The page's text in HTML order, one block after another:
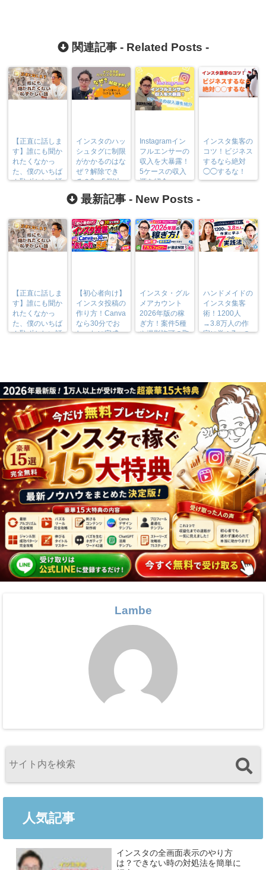
関連記事 - Related Posts -
【正直に話しま
す】誰にも聞か
れたくなかっ
た、僕のいちば
ん恥ずかしい話
インスタのハッ
シュタグに制限
がかかるのはな
ぜ？解除でき
る？3〜5個以
上つける方法も
Instagramイン
フルエンサーの
収入を大暴露！
5ケースの収入
源を紹介
インスタ集客の
コツ！ビジネス
するなら絶対
◯◯するな！
最新記事 - New Posts -
【正直に話しま
す】誰にも聞か
れたくなかっ
た、僕のいちば
ん恥ずかしい話
【初心者向け】
インスタ投稿の
作り方！Canva
なら30分でお
しゃれに完成
インスタ・グル
メアカウント
2026年版の稼
ぎ方！案件5種
や撮影許可の取
ハンドメイドの
インスタ集客
術！1200人
→3.8万人の作
家に学ぶ7つの
Lambe
人気記事
インスタの全画面表示のやり方
は？できない時の対処法を簡単に